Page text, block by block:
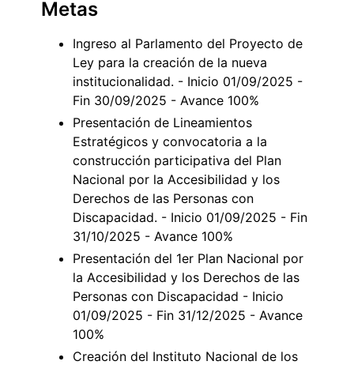
Metas
Ingreso al Parlamento del Proyecto de
Ley para la creación de la nueva
institucionalidad. - Inicio 01/09/2025 -
Fin 30/09/2025 - Avance 100%
Presentación de Lineamientos
Estratégicos y convocatoria a la
construcción participativa del Plan
Nacional por la Accesibilidad y los
Derechos de las Personas con
Discapacidad. - Inicio 01/09/2025 - Fin
31/10/2025 - Avance 100%
Presentación del 1er Plan Nacional por
la Accesibilidad y los Derechos de las
Personas con Discapacidad - Inicio
01/09/2025 - Fin 31/12/2025 - Avance
100%
Creación del Instituto Nacional de los